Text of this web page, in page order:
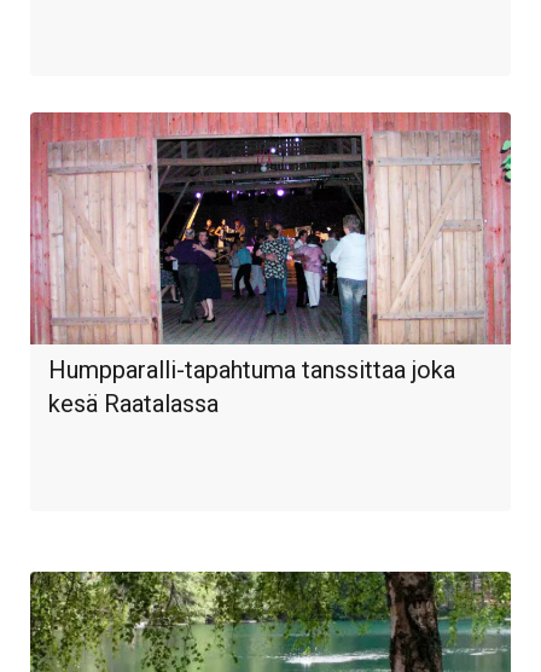
Humpparalli-tapahtuma tanssittaa joka
kesä Raatalassa